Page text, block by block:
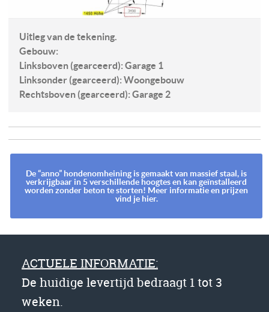
Uitleg van de tekening.
Gebouw:
Linksboven (gearceerd): Garage 1
Linksonder (gearceerd): Woongebouw
Rechtsboven (gearceerd): Garage 2
De “anno” hondenomheining is gemaakt van massief staal, is
verkrijgbaar in 5 verschillende hoogtes en kan geïnstalleerd
worden zonder beton te storten! Meer informatie en prijzen
vind je hier.
ACTUELE INFORMATIE:
De huidige levertijd bedraagt 1 tot 3
weken.